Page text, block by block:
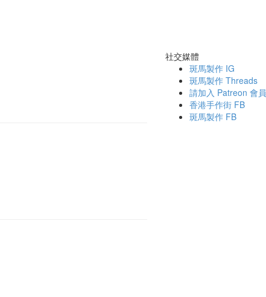
社交媒體
斑馬製作 IG
斑馬製作 Threads
請加入 Patreon 會員
香港手作街 FB
斑馬製作 FB